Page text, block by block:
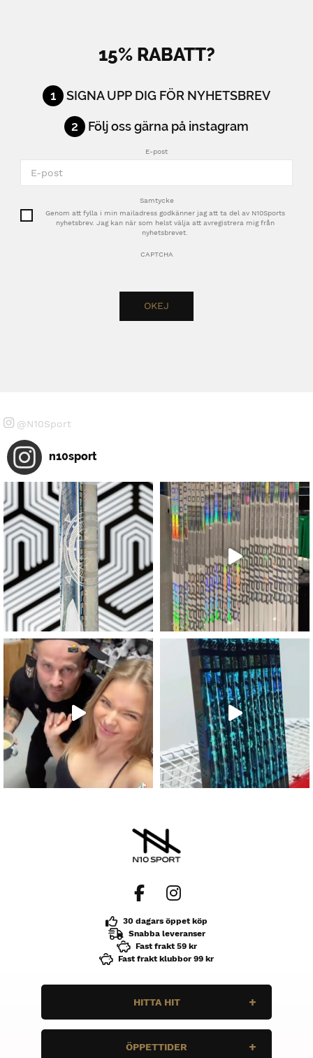
15% RABATT?
1 SIGNA UPP DIG FÖR NYHETSBREV
2 Följ oss gärna på instagram
E-post
Samtycke
Genom att fylla i min mailadress godkänner jag att ta del av N10Sports
nyhetsbrev. Jag kan när som helst välja att avregistrera mig från
nyhetsbrevet.
CAPTCHA
@N10Sport
n10sport
30 dagars öppet köp
Snabba leveranser
Fast frakt 59 kr
Fast frakt klubbor 99 kr
HITTA HIT
ÖPPETTIDER